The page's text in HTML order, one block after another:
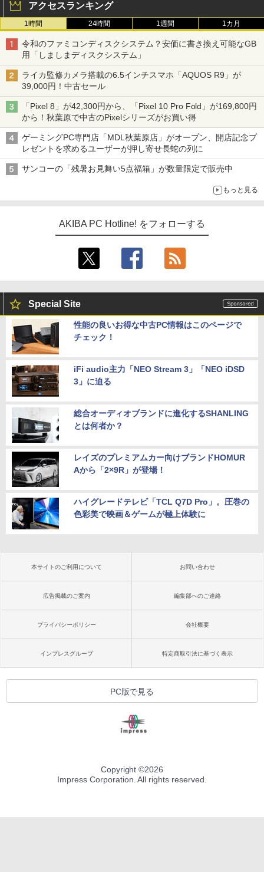
アクセスランキング
1時間 24時間 1週間 1カ月
令和のファミコンディスクシステム？安価に書き換え可能なGB
用「しましまディスクシステム」
ライカ監修カメラ搭載の6.5インチスマホ「AQUOS R9」が
39,000円！中古セール
「Pixel 8」が42,300円から、「Pixel 10 Pro Fold」が169,800円
から！秋葉原で中古のPixelシリーズがお買い得
ゲーミングPC専門店「MDL秋葉原店」がオープン、開店記念プ
レゼントを求めるユーザーが押し寄せ長蛇の列に
サンコーの「残暑お見舞い5点福箱」が数量限定で販売中
もっと見る
AKIBA PC Hotline! をフォローする
Special Site
性能の良いお得な中古PC情報はこのページで
チェック！
iFi audio主力「NEO Stream 3」「NEO iDSD
3」に迫る
総合オーディオブランドに進化するSHANLING
とは何者か？
レイズのプレミアムカー向けブランドHOMUR
Aから「2×9R」が登場！
ハイグレードテレビ「TCL Q7D Pro」。圧巻の
色彩美で映画＆ゲームが極上体験に
本サイトのご利用について お問い合わせ
広告掲載のご案内 編集部へのご連絡
プライバシーポリシー 会社概要
インプレスグループ 特定商取引法に基づく表示
PC版で見る
Copyright ©2026
Impress Corporation. All rights reserved.